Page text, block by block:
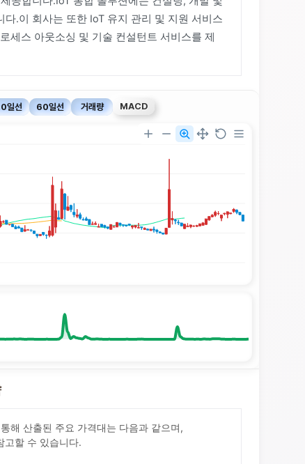
다.이 회사는 또한 IoT 유지 관리 및 지원 서비스
세스 아웃소싱 및 기술 컨설턴트 서비스를 제
일선 60일선 거래량 MACD
해 산출된 주요 가격대는 다음과 같으며,
고할 수 있습니다.